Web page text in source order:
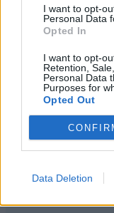
I want to opt-
Personal Data
Opted In
I want to opt-
Retention,
Personal Data
Purposes for
Opted Out
Data Deletion
Letra Y que viva
+ Letras de San
Biografía Ranking
San Miguelito